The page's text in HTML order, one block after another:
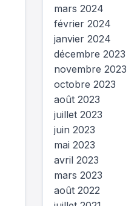
mars 2024
février 2024
janvier 2024
décembre 2023
novembre 2023
octobre 2023
août 2023
juillet 2023
juin 2023
mai 2023
avril 2023
mars 2023
août 2022